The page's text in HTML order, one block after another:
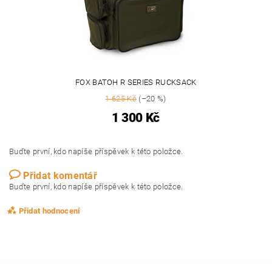
FOX BATOH R SERIES RUCKSACK
1 625 Kč (–20 %)
1 300 Kč
Buďte první, kdo napíše příspěvek k této položce.
Přidat komentář
Buďte první, kdo napíše příspěvek k této položce.
Přidat hodnocení